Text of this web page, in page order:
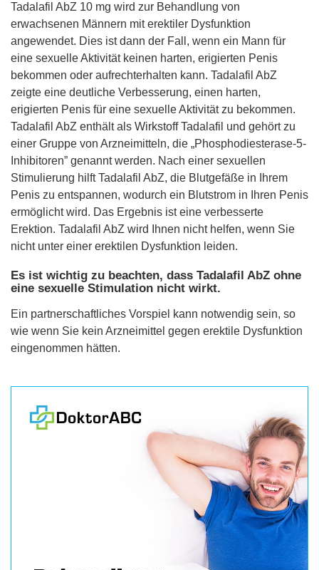
Tadalafil AbZ 10 mg wird zur Behandlung von
erwachsenen Männern mit erektiler Dysfunktion
angewendet. Dies ist dann der Fall, wenn ein Mann für
eine sexuelle Aktivität keinen harten, erigierten Penis
bekommen oder aufrechterhalten kann. Tadalafil AbZ
zeigte eine deutliche Verbesserung, einen harten,
erigierten Penis für eine sexuelle Aktivität zu bekommen.
Tadalafil AbZ enthält als Wirkstoff Tadalafil und gehört zu
einer Gruppe von Arzneimitteln, die „Phosphodiesterase-5-
Inhibitoren” genannt werden. Nach einer sexuellen
Stimulierung hilft Tadalafil AbZ, die Blutgefäße in Ihrem
Penis zu entspannen, wodurch ein Blutstrom in Ihren Penis
ermöglicht wird. Das Ergebnis ist eine verbesserte
Erektion. Tadalafil AbZ wird Ihnen nicht helfen, wenn Sie
nicht unter einer erektilen Dysfunktion leiden.
Es ist wichtig zu beachten, dass Tadalafil AbZ ohne
eine sexuelle Stimulation nicht wirkt.
Ein partnerschaftliches Vorspiel kann notwendig sein, so
wie wenn Sie kein Arzneimittel gegen erektile Dysfunktion
eingenommen hätten.